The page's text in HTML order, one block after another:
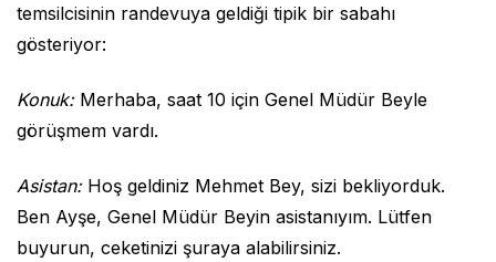
temsilcisinin randevuya geldiği tipik bir sabahı
gösteriyor:
Konuk:Merhaba, saat 10 için Genel Müdür Beyle
görüşmem vardı.
Asistan:Hoş geldiniz Mehmet Bey, sizi bekliyorduk.
Ben Ayşe, Genel Müdür Beyin asistanıyım. Lütfen
buyurun, ceketinizi şuraya alabilirsiniz.